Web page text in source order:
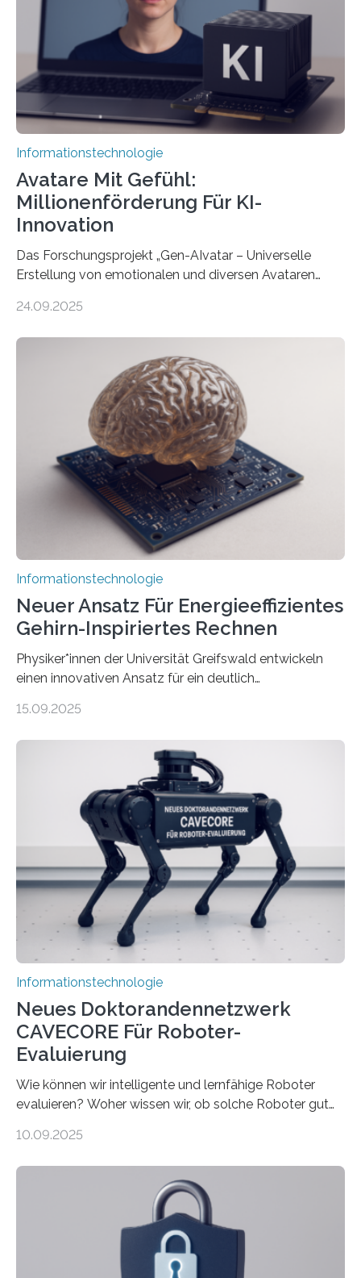
Informationstechnologie
Avatare Mit Gefühl:
Millionenförderung Für KI-
Innovation
Das Forschungsprojekt „Gen-AIvatar – Universelle
Erstellung von emotionalen und diversen Avataren
Förderung in Höhe von rund 2 Millionen Euro. Dabei
der MindPort GmbH eine neuartige, KI-gestützte
Lösung zur Erzeugung von Emotionen für realistische
Avatare. Gen-AIvatar entwickelt innovative und
kosteneffiziente Methoden, um lebensechte Avatare zu
erstellen. „Besonders wichtig ist uns eine ganzheitliche
Animation, bei der Stimme, Körperbewegung, Gestik
und Mimik im Einklang sind…
24.09.2025
Informationstechnologie
Neuer Ansatz Für Energieeffizientes
Gehirn-Inspiriertes Rechnen
Physiker*innen der Universität Greifswald entwickeln
einen innovativen Ansatz für ein deutlich
Lösungsweg ist inspiriert vom menschlichen Gehirn. Die
stellt die heutige Computertechnik vor
Herausforderungen. Herkömmliche Silizium-
Prozessoren stoßen an ihre Grenzen: Sie verbrauchen
viel Energie, die Speicher- und Verarbeitungseinheiten
sind voneinander getrennt und die Datenübertragung
bremst komplexe Anwendungen aus. Da KI-Modelle
immer größer werden und riesige Datenmengen
verarbeiten müssen, steigt der Bedarf an neuen
Rechenarchitekturen. Neben Quantencomputern
rücken dabei insbesondere…
15.09.2025
Informationstechnologie
Neues Doktorandennetzwerk
CAVECORE Für Roboter-
Evaluierung
Wie können wir intelligente und lernfähige Roboter
evaluieren? Woher wissen wir, ob solche Roboter gut
sich CAVECORE – ein neues Marie Skłodowska-Curie
koordiniert wird. Ab dem 1. September werden sich
über einen Zeitraum von vier Jahren insgesamt 15
Promovierende im Rahmen von CAVECORE mit
kognitiven Robotern beschäftigen – also mit Robotern,
die mittels Sensoren ihre Umgebung erfassen,
10.09.2025